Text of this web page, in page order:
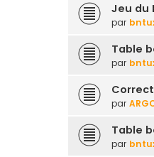
Jeu du
par
Table
par
par
Table
par